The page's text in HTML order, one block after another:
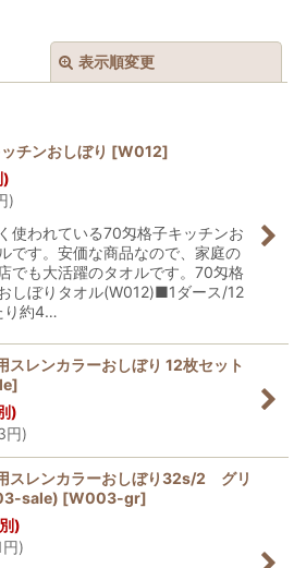
表示順変更
絞り込む
チンおしぼり [W012]
)
)
使われている70匁格子キッチンお
です。安価な商品なので、家庭の
でも大活躍のタオルです。70匁格
しぼりタオル(W012)■1ダース/12
り約4…
スレンカラーおしぼり 12枚セット
]
)
円)
スレンカラーおしぼり32s/2 グリ
sale) [W003-gr]
)
円)